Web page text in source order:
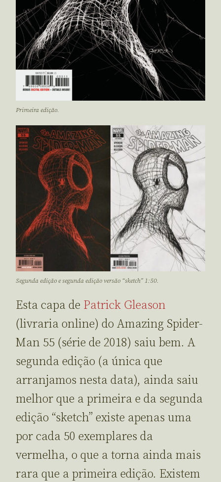
Primeira edição.
Segunda edição e segunda edição versão “sketch” 1:50.
Esta capa de Patrick Gleason
(livraria online) do Amazing Spider-
Man 55 (série de 2018) saiu bem. A
segunda edição (a única que
arranjamos nesta data), ainda saiu
melhor que a primeira e da segunda
edição “sketch” existe apenas uma
por cada 50 exemplares da
vermelha, o que a torna ainda mais
rara que a primeira edição. Existem